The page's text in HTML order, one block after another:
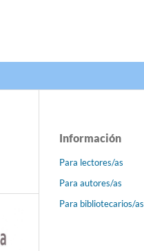
Información
Para lectores/as
Para autores/as
Para bibliotecarios/as